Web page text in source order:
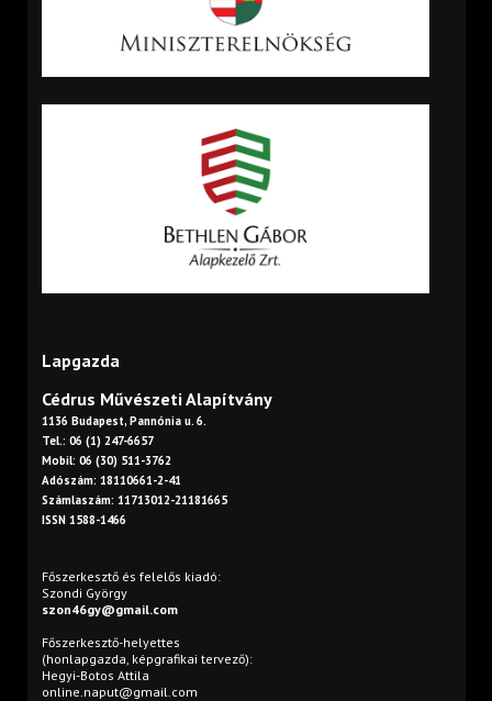
Lapgazda
Cédrus Művészeti Alapítvány
1136 Budapest, Pannónia u. 6.
Tel.: 06 (1) 247-6657
Mobil: 06 (30) 511-3762
Adószám: 18110661-2-41
Számlaszám: 11713012-21181665
ISSN 1588-1466
Főszerkesztő és felelős kiadó:
Szondi György
szon46gy@gmail.com
Főszerkesztő-helyettes
(honlapgazda, képgrafikai tervező):
Hegyi-Botos Attila
online.naput@gmail.com